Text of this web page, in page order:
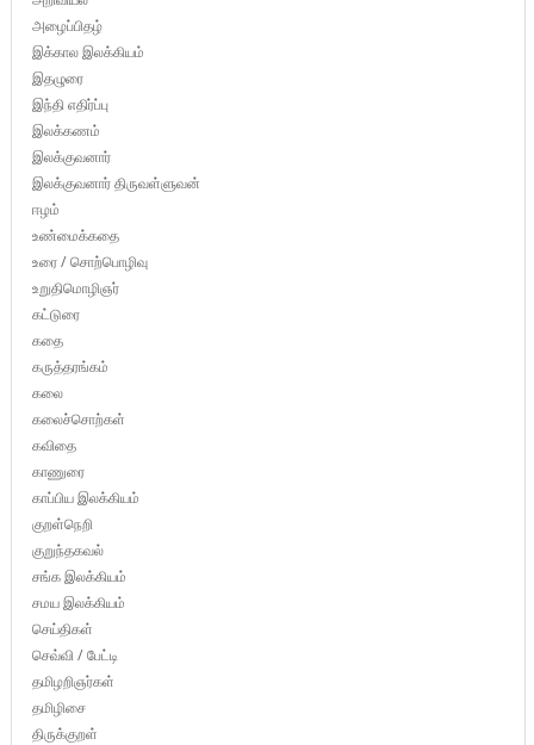
அழைப்பிதழ்
இக்கால இலக்கியம்
இதழுரை
இந்தி எதிர்ப்பு
இலக்கணம்
இலக்குவனார்
இலக்குவனார் திருவள்ளுவன்
ஈழம்
உண்மைக்கதை
உரை / சொற்பொழிவு
உறுதிமொழிஞர்
கட்டுரை
கதை
கருத்தரங்கம்
கலை
கலைச்சொற்கள்
கவிதை
காணுரை
காப்பிய இலக்கியம்
குறள்நெறி
குறுந்தகவல்
சங்க இலக்கியம்
சமய இலக்கியம்
செய்திகள்
செவ்வி / பேட்டி
தமிழறிஞர்கள்
தமிழிசை
திருக்குறள்